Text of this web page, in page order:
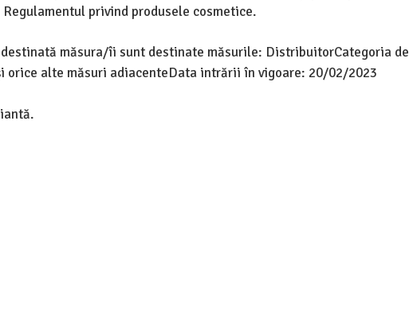
privind produsele cosmetice.
măsura/îi sunt destinate măsurile: DistribuitorCategoria de
orice alte măsuri adiacenteData intrării în vigoare: 20/02/2023